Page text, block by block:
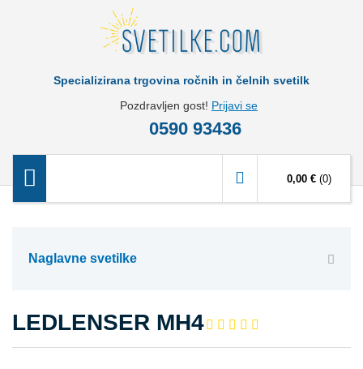
Specializirana trgovina ročnih in čelnih svetilk
Pozdravljen gost! Prijavi se
0590 93436
0,00 €(0)
Naglavne svetilke
LEDLENSER MH4